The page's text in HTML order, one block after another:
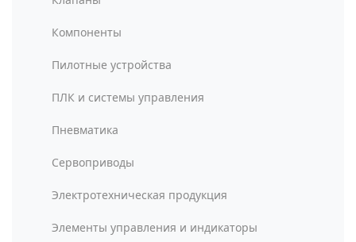
Компоненты
Пилотные устройства
ПЛК и системы управления
Пневматика
Сервоприводы
Электротехническая продукция
Элементы управления и индикаторы